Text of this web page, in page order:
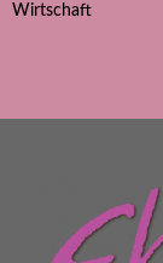
Wirtschaft